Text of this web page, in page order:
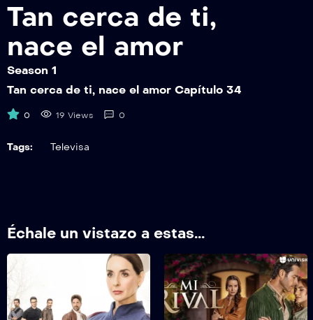
Tan cerca de ti, nace el amor Capítulo 40
TCDTNEAEP41
TCDTNEAEP42
TCDTNEAEP45
Tan cerca de ti, nace el amor Capítulo 45
TCDTNEAEP46
Tan cerca de ti,
nace el amor
Season 1
Tan cerca de ti, nace el amor Capítulo 34
0 19 Views 0
Tags: Televisa
Échale un vistazo a estas...